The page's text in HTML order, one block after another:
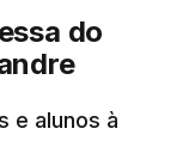
do
e alunos à